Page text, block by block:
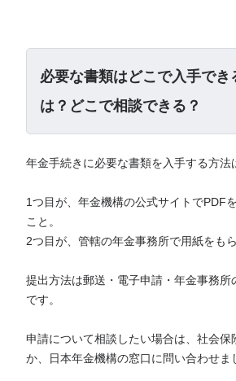
必要な書類はどこで入手でき
は？どこで相談できる？
年金手続きに必要な書類を入手する方法
1つ目が、年金機構の公式サイトでPDF
こと。
2つ目が、管轄の年金事務所で用紙をも
提出方法は郵送・電子申請・年金事務所
です。
申請について相談したい場合は、社会保
か、日本年金機構の窓口に問い合わせま